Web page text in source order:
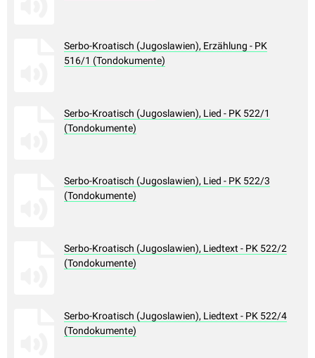
Serbo-Kroatisch (Jugoslawien), Erzählung - PK
516/1 (Tondokumente)
Serbo-Kroatisch (Jugoslawien), Lied - PK 522/1
(Tondokumente)
Serbo-Kroatisch (Jugoslawien), Lied - PK 522/3
(Tondokumente)
Serbo-Kroatisch (Jugoslawien), Liedtext - PK 522/2
(Tondokumente)
Serbo-Kroatisch (Jugoslawien), Liedtext - PK 522/4
(Tondokumente)